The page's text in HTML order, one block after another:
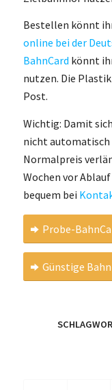
Bestellen könnt
online bei der
BahnCard könnt
nutzen. Die
Post.
Wichtig: Damit
nicht automatisch
Normalpreis
Wochen vor
bequem bei
Probe-
Günstige